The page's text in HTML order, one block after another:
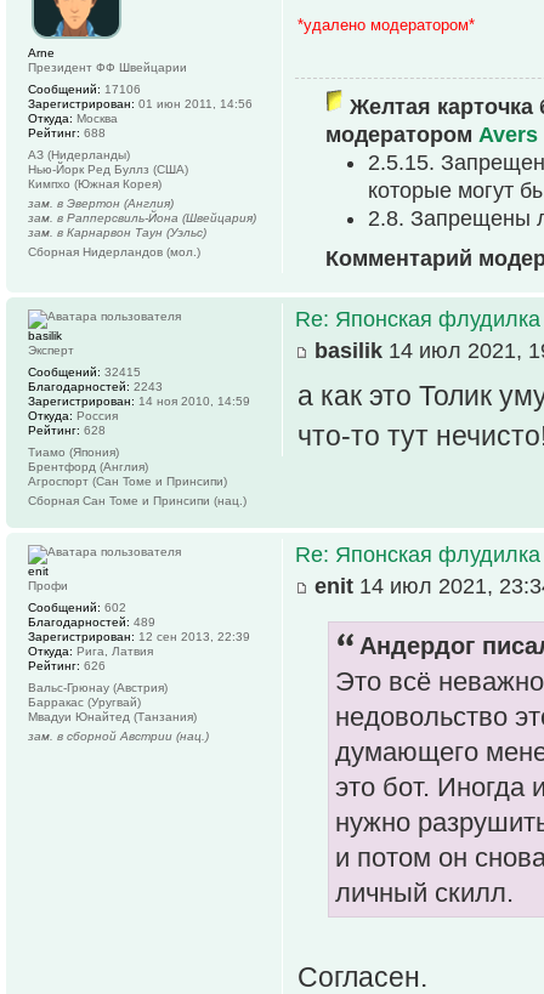
*удалено модератором*
Желтая карточка
модератором Avers
2.5.15.
которые могут
2.8. Запрещены
Комментарий
Arne
Президент ФФ Швейцарии
Сообщений: 17106
Зарегистрирован: 01 июн 2011, 14:56
Откуда: Москва
Рейтинг: 688
АЗ (Нидерланды)
Нью-Йорк Ред Буллз (США)
Кимпхо (Южная Корея)
зам. в Эвертон (Англия)
зам. в Рапперсвиль-Йона (Швейцария)
зам. в Карнарвон Таун (Уэльс)
Сборная Нидерландов (мол.)
Re: Японская флудилка
basilik 14 июл 2021,
а как это Толик
что-то тут
basilik
Эксперт
Сообщений: 32415
Благодарностей: 2243
Зарегистрирован: 14 ноя 2010, 14:59
Откуда: Россия
Рейтинг: 628
Тиамо (Япония)
Брентфорд (Англия)
Агроспорт (Сан Томе и Принсипи)
Сборная Сан Томе и Принсипи (нац.)
Re: Японская флудилка
enit 14 июл 2021,
Андердог
Это всё
недовольство
думающего
это бот. Иногда
нужно
и потом он
личный скилл.
Согласен.
enit
Профи
Сообщений: 602
Благодарностей: 489
Зарегистрирован: 12 сен 2013, 22:39
Откуда: Рига, Латвия
Рейтинг: 626
Вальс-Грюнау (Австрия)
Барракас (Уругвай)
Мвадуи Юнайтед (Танзания)
зам. в сборной Австрии (нац.)